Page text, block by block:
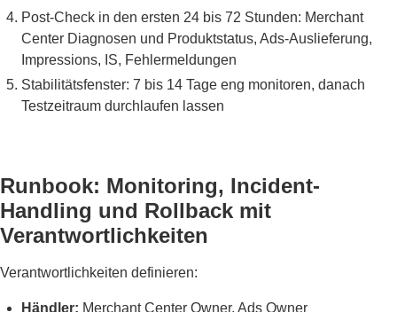
Post-Check in den ersten 24 bis 72 Stunden: Merchant
Center Diagnosen und Produktstatus, Ads-Auslieferung,
Impressions, IS, Fehlermeldungen
Stabilitätsfenster: 7 bis 14 Tage eng monitoren, danach
Testzeitraum durchlaufen lassen
Runbook: Monitoring, Incident-
Handling und Rollback mit
Verantwortlichkeiten
Verantwortlichkeiten definieren:
Händler: Merchant Center Owner, Ads Owner